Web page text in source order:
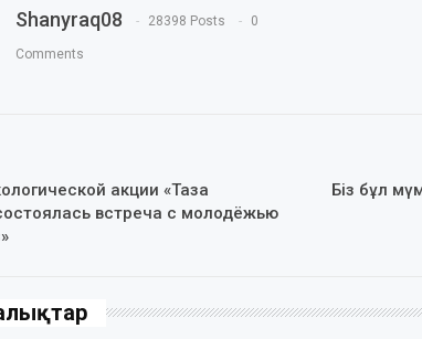
Shanyraq08 28398 Posts 0
Comments
акции «Таза
встреча с молодёжью
Біз бұл